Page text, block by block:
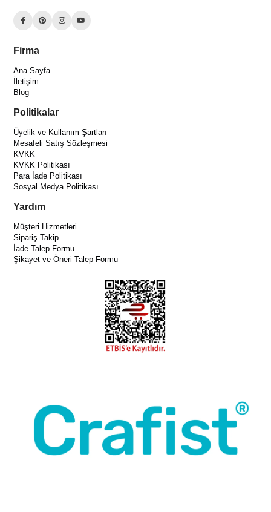
Firma
Ana Sayfa
İletişim
Blog
Politikalar
Üyelik ve Kullanım Şartları
Mesafeli Satış Sözleşmesi
KVKK
KVKK Politikası
Para İade Politikası
Sosyal Medya Politikası
Yardım
Müşteri Hizmetleri
Sipariş Takip
İade Talep Formu
Şikayet ve Öneri Talep Formu